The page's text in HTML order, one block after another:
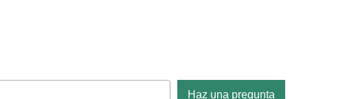
Haz una pregunta